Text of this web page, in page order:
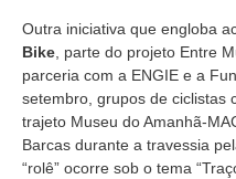
Outra iniciativa que engloba
Bike , parte do projeto Entre
parceria com a ENGIE e a
setembro, grupos de ciclistas
trajeto Museu do Amanhã-
Barcas durante a travessia
“rolê” ocorre sob o tema